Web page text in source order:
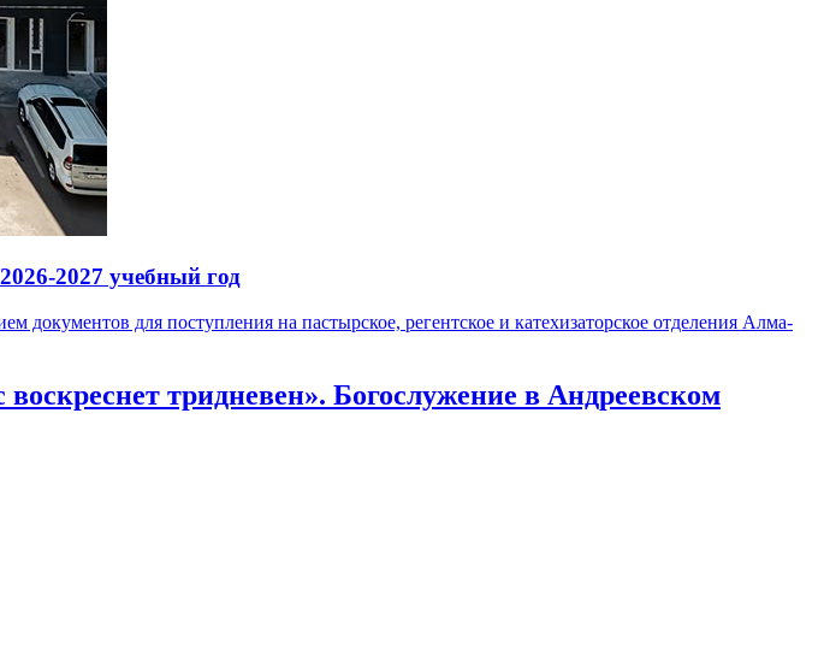
2027 учебный год
документов для поступления на пастырское, регентское и катехизаторское отделения Алма-
тридневен». Богослужение в Андреевском